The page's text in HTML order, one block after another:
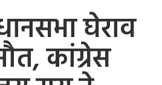
घेराव
कांग्रेस